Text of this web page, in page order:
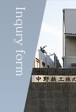
Inqury form